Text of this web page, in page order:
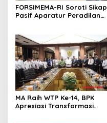
FORSIMEMA-RI Soroti Sikap
Pasif Aparatur Peradilan
Citra Lembaga
MA Raih WTP Ke-14, BPK
Apresiasi Transformasi